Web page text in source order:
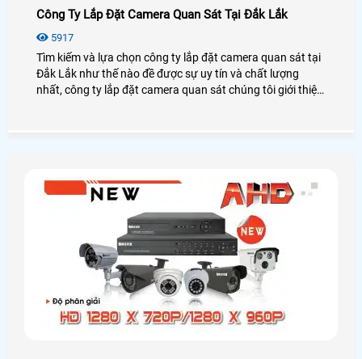
Công Ty Lắp Đặt Camera Quan Sát Tại Đắk Lắk
5917
Tìm kiếm và lựa chọn công ty lắp đặt camera quan sát tại
Đắk Lắk như thế nào đề được sự uy tín và chất lượng
nhất, công ty lắp đặt camera quan sát chúng tôi giới thiệu